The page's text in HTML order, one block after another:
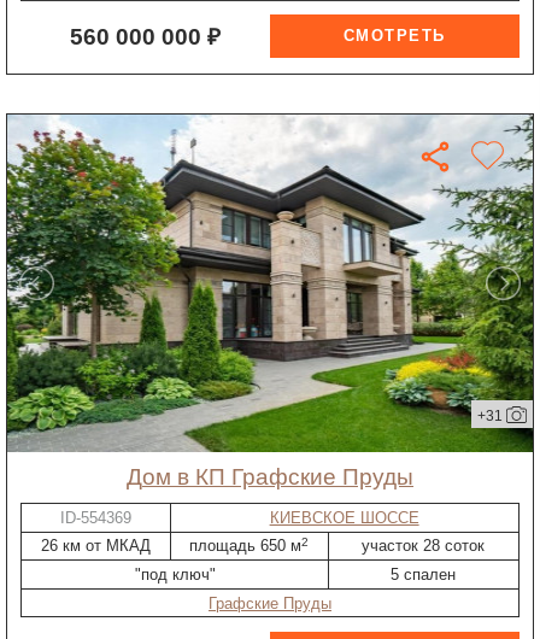
560 000 000 ₽
+31
дом в КП Графские Пруды
ID-554369
КИЕВСКОЕ ШОССЕ
26 км от МКАД
площадь 650 м2
участок 28 соток
"под ключ"
5 спален
Графские Пруды